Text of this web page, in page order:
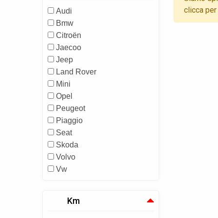
Audi
Bmw
Citroën
Jaecoo
Jeep
Land Rover
Mini
Opel
Peugeot
Piaggio
Seat
Skoda
Volvo
Vw
Km
clicca